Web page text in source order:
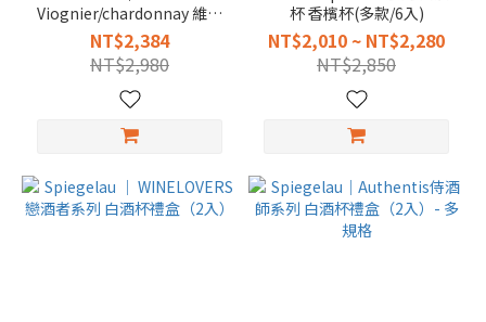
Viognier/chardonnay 維歐
尼耶/夏多內白酒杯(2入)
NT$2,384
NT$2,980
杯 香檳杯(多款/6入)
NT$2,010 ~ NT$2,280
NT$2,850